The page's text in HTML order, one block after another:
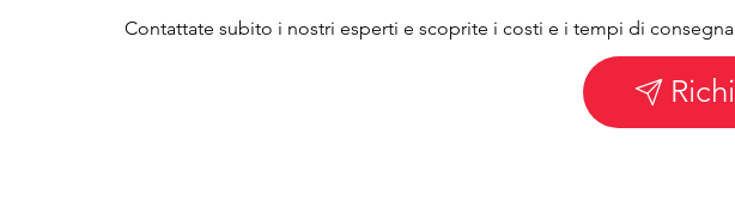
Contattate subito i nostri esperti e scoprite i costi e i tempi di